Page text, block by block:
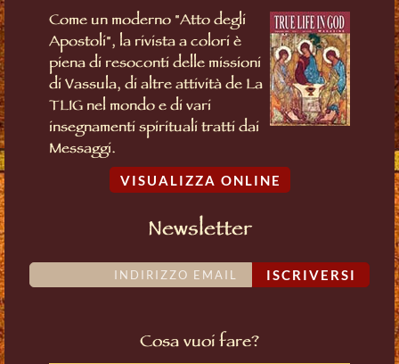
Come un moderno "Atto degli
Apostoli", la rivista a colori è
piena di resoconti delle missioni
di Vassula, di altre attività de La
TLIG nel mondo e di vari
insegnamenti spirituali tratti dai
Messaggi.
VISUALIZZA ONLINE
Newsletter
ISCRIVERSI
Cosa vuoi fare?